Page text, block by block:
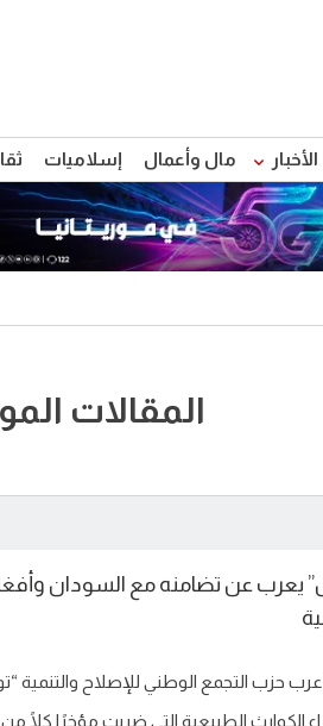
الأخبار مال وأعمال إسلاميات
المقالات
يعرب عن تضامنه مع السودان
أعرب حزب التجمع الوطني للإصلاح والتنمية
الكوارث الطبيعية التي ضربت مؤخرًا كلًا